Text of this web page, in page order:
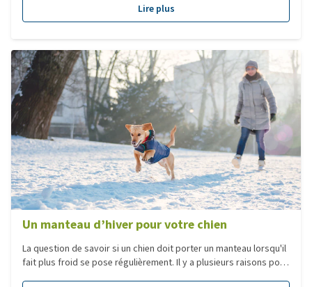
ou de la marche, la visibilité contribue à une bonne sécurité. Non
seulement pour vous et votre chien mais également pour les
accessoires d’éclairage, lampes, gilets et laisses réfléchissants
pour s'assurer de la visibilité de votre chien dans l’obscurité.
Lire plus
Un manteau d’hiver pour votre chien
La question de savoir si un chien doit porter un manteau lorsqu'il
fait plus froid se pose régulièrement. Il y a plusieurs raisons pour